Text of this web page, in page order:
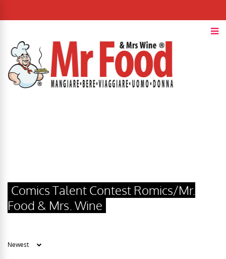
Comics Talent Contest Romics/Mr.
Food & Mrs. Wine